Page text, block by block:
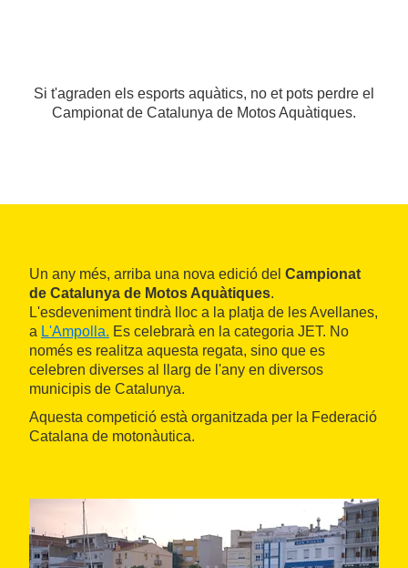
Si t'agraden els esports aquàtics, no et pots perdre el
Campionat de Catalunya de Motos Aquàtiques.
Un any més, arriba una nova edició del Campionat
de Catalunya de Motos Aquàtiques.
L'esdeveniment tindrà lloc a la platja de les Avellanes,
a L'Ampolla. Es celebrarà en la categoria JET. No
només es realitza aquesta regata, sino que es
celebren diverses al llarg de l'any en diversos
municipis de Catalunya.
Aquesta competició està organitzada per la Federació
Catalana de motonàutica.